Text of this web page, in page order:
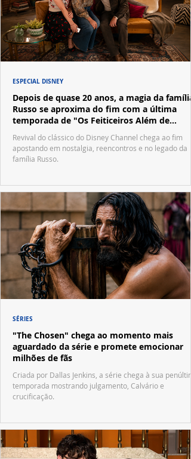
Depois de quase 20 anos, a magia da família
Russo se aproxima do fim com a última
temporada de "Os Feiticeiros Além de
Revival do clássico do Disney Channel chega ao fim
apostando em nostalgia, reencontros e no legado da
família Russo.
ESPECIAL DISNEY
"The Chosen" chega ao momento mais
aguardado da série e promete emocionar
milhões de fãs
Criada por Dallas Jenkins, a série chega à sua
temporada mostrando julgamento, Calvário e
crucificação.
SÉRIES